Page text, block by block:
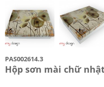
PAS002614.3
Hộp sơn mài chữ